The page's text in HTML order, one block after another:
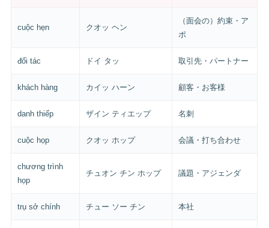
cuộc hẹn クオッ ヘン
（面会の）約束・ア
ポ
đối tác ドイ タッ 取引先・パートナー
khách hàng カイッ ハーン 顧客・お客様
danh thiếp ザイン ティエップ 名刺
cuộc họp クオッ ホップ 会議・打ち合わせ
chương trình
họp
チュオン チン ホップ 議題・アジェンダ
trụ sở chính チュー ソー チン 本社